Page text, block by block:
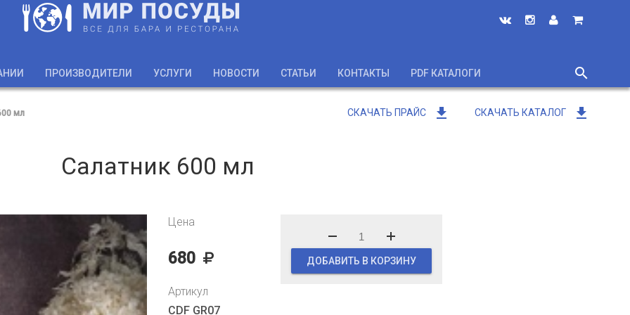
ПРОИЗВОДИТЕЛИ УСЛУГИ НОВОСТИ СТАТЬИ КОНТАКТЫ PDF КАТАЛОГИ
search
close
СКАЧАТЬ ПРАЙС get_app СКАЧАТЬ КАТАЛОГ get_app
мл
Салатник 600 мл
Цена
680 ДОБАВИТЬ В КОРЗИНУ
Артикул
CDF GR07